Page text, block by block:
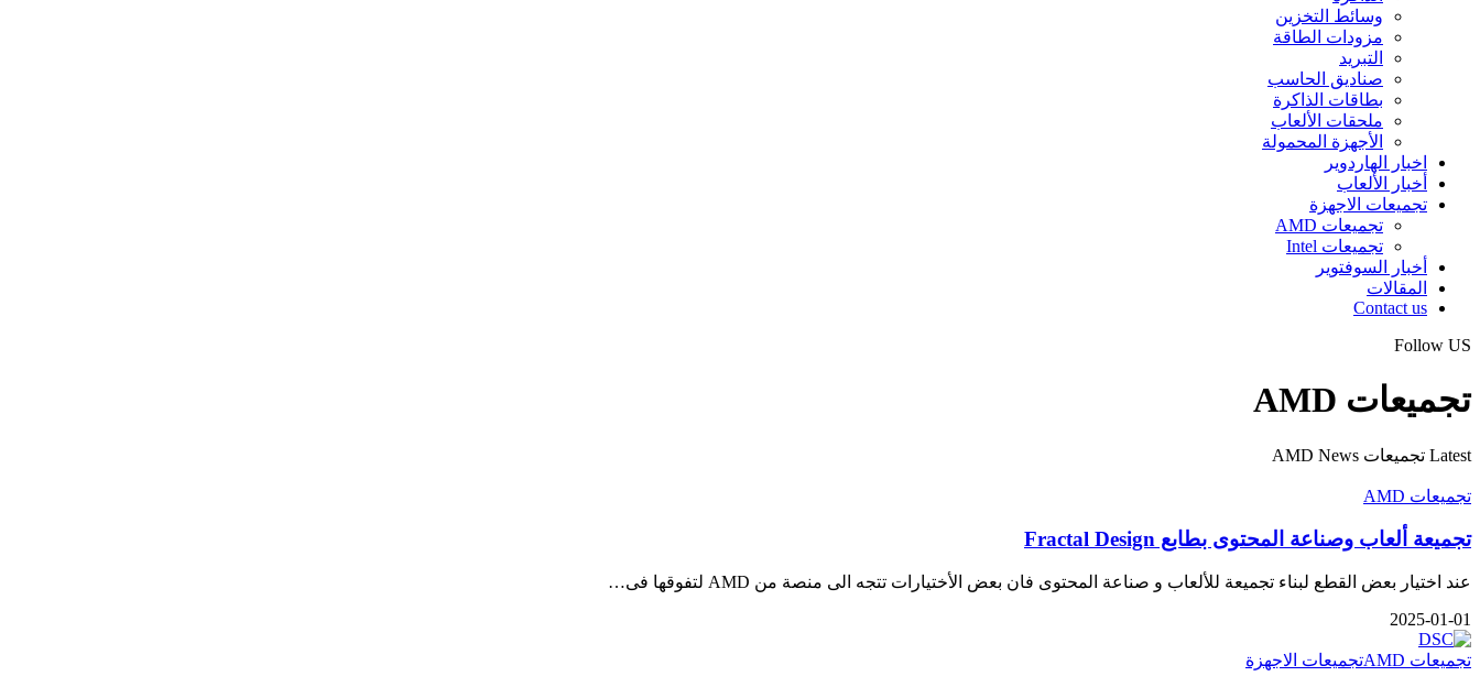
وسائط التخزين
مزودات الطاقة
التبريد
صناديق الحاسب
بطاقات الذاكرة
ملحقات الألعاب
الأجهزة المحمولة
اخبار الهاردوير
أخبار الألعاب
تجميعات الاجهزة
تجميعات AMD
تجميعات Intel
أخبار السوفتوير
المقالات
Contact us
Follow US
تجميعات AMD
Latest تجميعات AMD News
تجميعات AMD
تجميعة ألعاب وصناعة المحتوى بطابع Fractal Design
عند اختيار بعض القطع لبناء تجميعة للألعاب و صناعة المحتوى فان بعض الأختيارات تتجه الى منصة من AMD لتفوقها فى…
2025-01-01
تجميعات AMD تجميعات الاجهزة